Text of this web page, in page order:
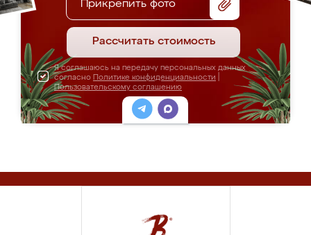
Прикрепить фото
Рассчитать стоимость
Я соглашаюсь на передачу персональных данных
согласно Политике конфиденциальности
Пользовательскому соглашению